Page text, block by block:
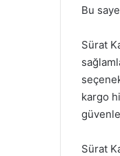
Bu
Sürat
kargo
Sürat